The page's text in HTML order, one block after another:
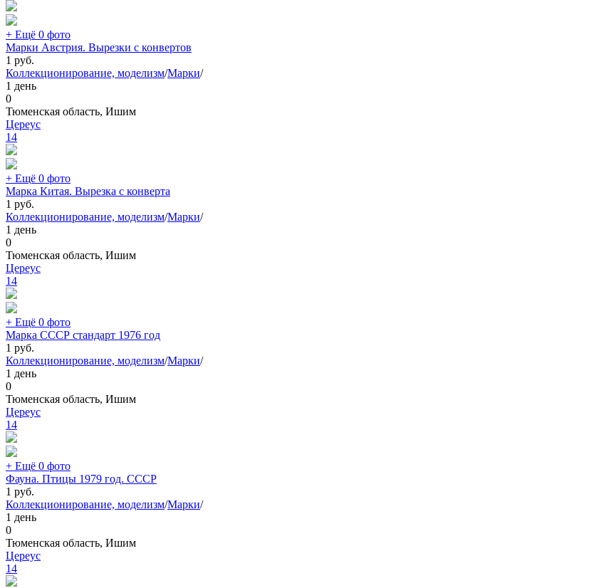
+ Ещё 0 фото
Марки Австрия. Вырезки с конвертов
1 руб.
Коллекционирование, моделизм/Марки/
1 день
0
Тюменская область, Ишим
Цереус
14
+ Ещё 0 фото
Марка Китая. Вырезка с конверта
1 руб.
Коллекционирование, моделизм/Марки/
1 день
0
Тюменская область, Ишим
Цереус
14
+ Ещё 0 фото
Марка СССР стандарт 1976 год
1 руб.
Коллекционирование, моделизм/Марки/
1 день
0
Тюменская область, Ишим
Цереус
14
+ Ещё 0 фото
Фауна. Птицы 1979 год. СССР
1 руб.
Коллекционирование, моделизм/Марки/
1 день
0
Тюменская область, Ишим
Цереус
14